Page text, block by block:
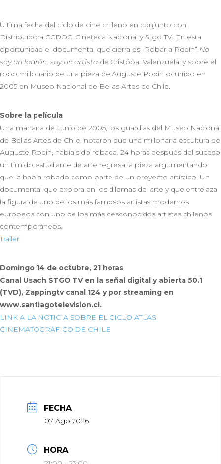
Última fecha del ciclo de cine chileno en conjunto con
Distribuidora CCDOC, Cineteca Nacional y Stgo TV. En esta
oportunidad el documental que cierra es “Robar a Rodín” No
soy un ladrón, soy un artista de Cristóbal Valenzuela; y sobre el
robo millonario de una pieza de Auguste Rodin ocurrido en
2005 en Museo Nacional de Bellas Artes de Chile.
Sobre la película
Una mañana de Junio de 2005, los guardias del Museo Nacional
de Bellas Artes de Chile, notaron que una millonaria escultura de
Auguste Rodin, había sido robada. 24 horas después del suceso
un tímido estudiante de arte regresa la pieza argumentando
que la había robado como parte de un proyecto artístico. Un
documental que explora en los dilemas del arte y que entrelaza
la figura de uno de los más famosos artistas modernos
europeos con uno de los más desconocidos artistas chilenos
contemporáneos.
Trailer
Domingo 14 de octubre, 21 horas
Canal Usach STGO TV en la señal digital y abierta 50.1
(TVD), Zappingtv canal 124 y por streaming en
www.santiagotelevision.cl.
LINK A LA NOTICIA SOBRE EL CICLO ATLAS
CINEMATOGRÁFICO DE CHILE
FECHA
07 Ago 2026
HORA